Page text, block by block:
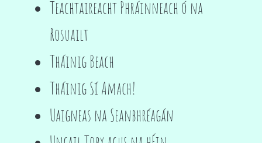
Teachtaireacht Phráinneach ó na
Rosuailt
Tháinig Beach
Tháinig Sí Amach!
Uaigneas na Seanbhréagán